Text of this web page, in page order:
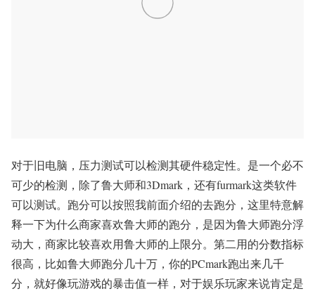
对于旧电脑，压力测试可以检测其硬件稳定性。是一个必不
可少的检测，除了鲁大师和3Dmark，还有furmark这类软件
可以测试。跑分可以按照我前面介绍的去跑分，这里特意解
释一下为什么商家喜欢鲁大师的跑分，是因为鲁大师跑分浮
动大，商家比较喜欢用鲁大师的上限分。第二用的分数指标
很高，比如鲁大师跑分几十万，你的PCmark跑出来几千
分，就好像玩游戏的暴击值一样，对于娱乐玩家来说肯定是